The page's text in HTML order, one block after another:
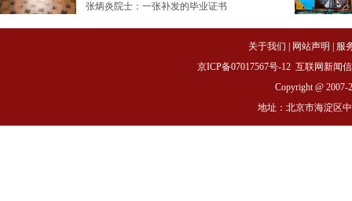
张炳炎院士：一张补发的毕业证书
关于我们 网站声明
服
京ICP备07017567号-12 互联网新闻
Copyright @ 2007-
地址：北京市海淀区